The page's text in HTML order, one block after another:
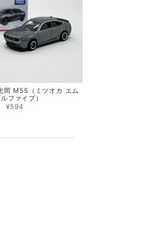
岡 M55（ミツオカ エム
ファイブ）
¥594